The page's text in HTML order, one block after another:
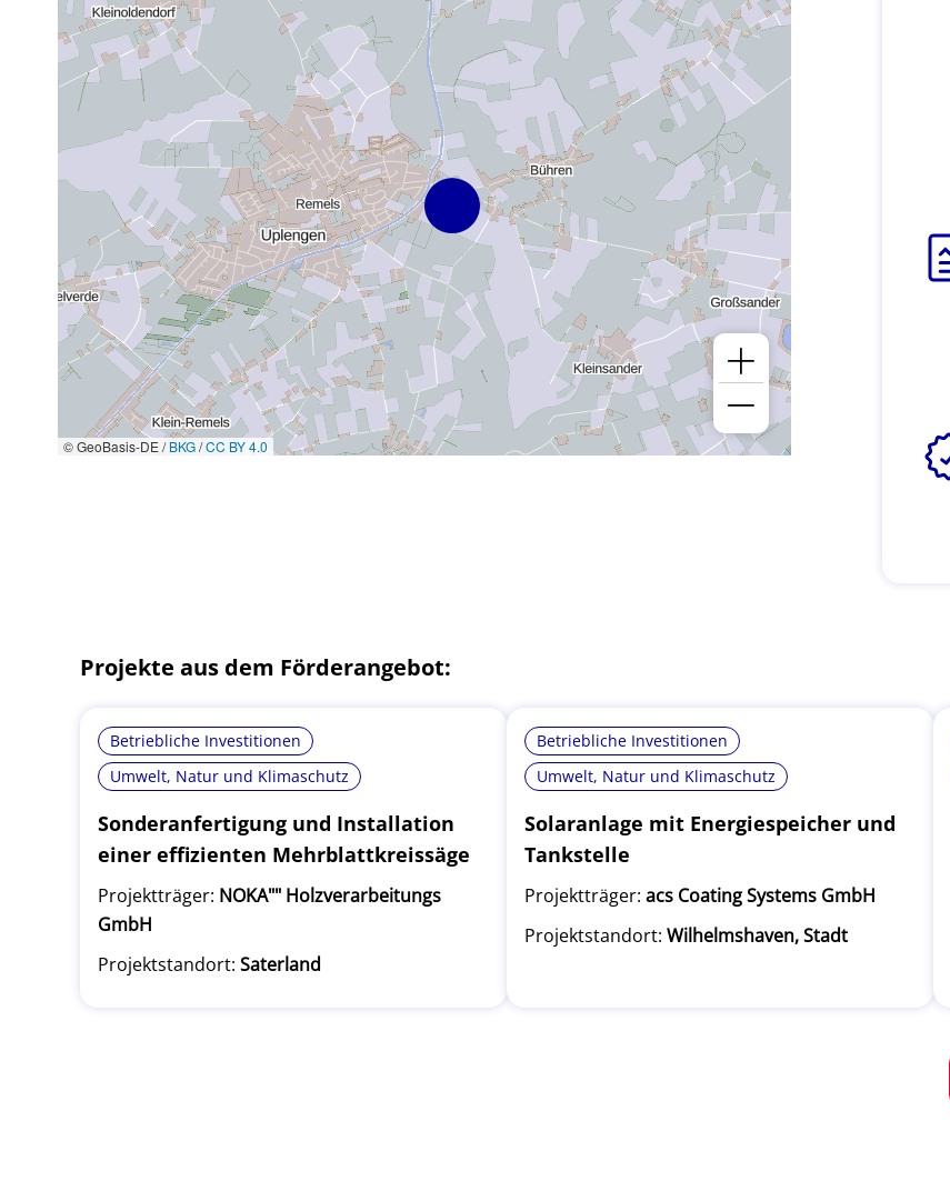
© GeoBasis-DE /BKG/CC BY 4.0
Projekte aus dem Förderangebot:
Betriebliche Investitionen
Umwelt, Natur und Klimaschutz
Sonderanfertigung und Installation
einer effizienten Mehrblattkreissäge
Projektträger: NOKA"" Holzverarbeitungs
GmbH
Projektstandort: Saterland
Betriebliche Investitionen
Umwelt, Natur und Klimaschutz
Solaranlage mit Energiespeicher und
Tankstelle
Projektträger: acs Coating Systems GmbH
Projektstandort: Wilhelmshaven, Stadt